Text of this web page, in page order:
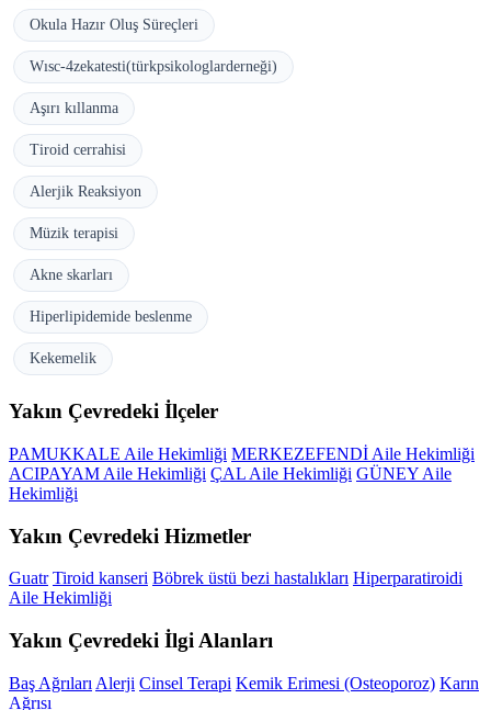
Okula Hazır Oluş Süreçleri
Wısc-4zekatesti(türkpsikologlarderneği)
Aşırı kıllanma
Tiroid cerrahisi
Alerjik Reaksiyon
Müzik terapisi
Akne skarları
Hiperlipidemide beslenme
Kekemelik
Yakın Çevredeki İlçeler
PAMUKKALE Aile Hekimliği MERKEZEFENDİ Aile Hekimliği
ACIPAYAM Aile Hekimliği ÇAL Aile Hekimliği GÜNEY Aile
Hekimliği
Yakın Çevredeki Hizmetler
Guatr Tiroid kanseri Böbrek üstü bezi hastalıkları Hiperparatiroidi
Aile Hekimliği
Yakın Çevredeki İlgi Alanları
Baş Ağrıları Alerji Cinsel Terapi Kemik Erimesi (Osteoporoz) Karın
Ağrısı